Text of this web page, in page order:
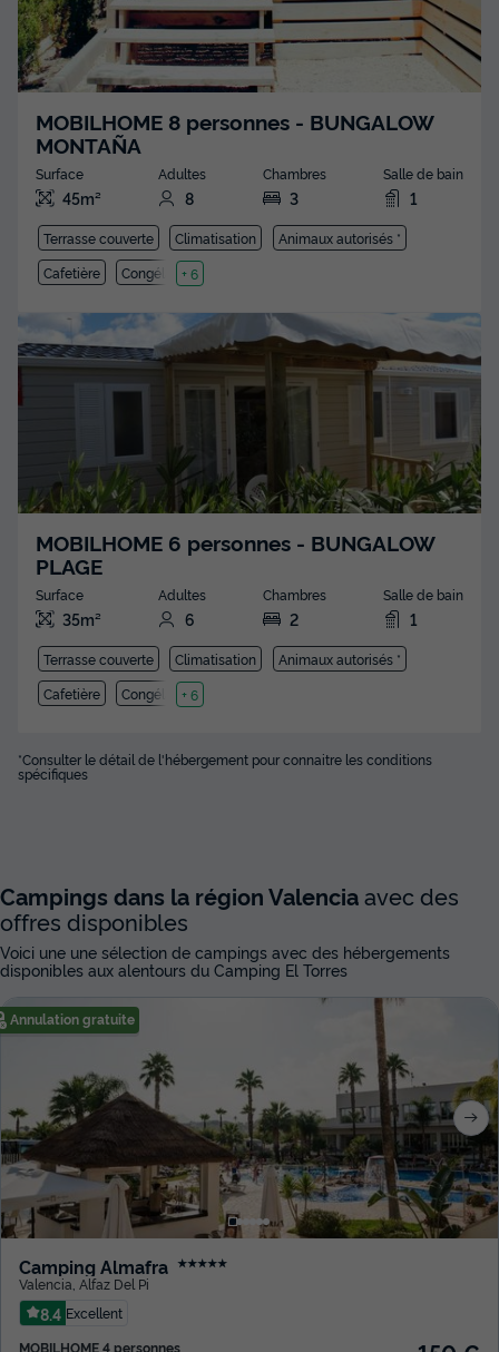
MOBILHOME 8 personnes - BUNGALOW
MONTAÑA
Surface
45m²
Adultes
8
Chambres
3
Salle de bain
1
Terrasse couverte Climatisation
Animaux autorisés *
Cafetière
Congélateur
+ 6
MOBILHOME 6 personnes - BUNGALOW
PLAGE
Surface
35m²
Adultes
6
Chambres
2
Salle de bain
1
Terrasse couverte Climatisation
Animaux autorisés *
Cafetière
Congélateur
+ 6
*Consulter le détail de l'hébergement pour connaitre les conditions
spécifiques
Campings dans la région Valenciaavec des
offres disponibles
Voici une une sélection de campings avec des hébergements
disponibles aux alentours du Camping El Torres
Annulation gratuite
Camping Almafra ★★★★★
Valencia Alfaz Del Pi
8.4 Excellent
MOBILHOME 4 personnes